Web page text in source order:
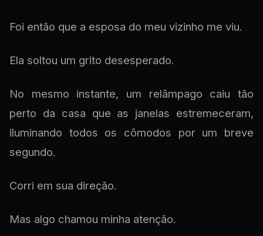
Foi então que a esposa do meu vizinho me viu.
Ela soltou um grito desesperado.
No mesmo instante, um relâmpago caiu tão
perto da casa que as janelas estremeceram,
iluminando todos os cômodos por um breve
segundo.
Corri em sua direção.
Mas algo chamou minha atenção.